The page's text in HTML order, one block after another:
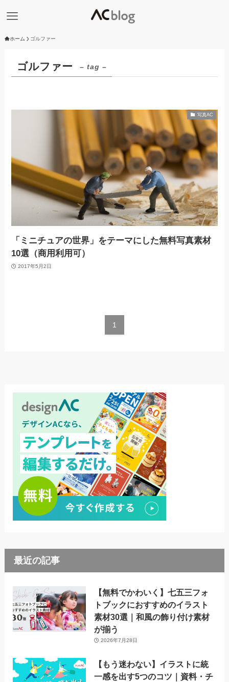
ホーム ゴルファー
ゴルファー – tag –
写真AC
「ミニチュアの世界」をテーマにした無料写真素材
10選（商用利用可）
2017年5月2日
1
最近の記事
【無料でかわいく】七五三フォ
トブックにおすすめのイラスト
素材30選｜和風の飾り付け素材
が揃う
2026年7月28日
【もう迷わない】イラストに統
一感を出す5つのコツ｜資料・チ